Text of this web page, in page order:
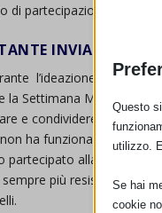
di partecipazione SAM
INVIARE IL
l’ideazione, la
la Settimana Mondiale
e condividere i risultati
ha funzionato o che
partecipato alla SAM
più resistenti e
Questo
utilizzo.
Se hai
cookie